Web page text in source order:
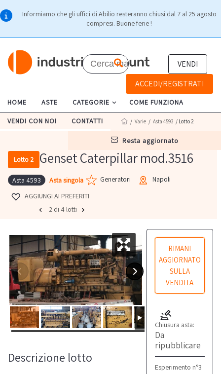
Informiamo che gli uffici di Abilio resteranno chiusi dal 7 al 25 agosto
compresi. Buone ferie !
VENDI
ACCEDI/REGISTRATI
HOME ASTE CATEGORIE COME FUNZIONA
VENDI CON NOI CONTATTI
resta aggiornato
/ Varie / Asta 4593 / Lotto 2
Lotto 2 Genset Caterpillar mod.3516
Asta 4593 Asta singola Generatori
Napoli
AGGIUNGI AI PREFERITI
2 di 4 lotti
RIMANI
AGGIORNATO
SULLA
VENDITA
Chiusura asta:
Da
ripubblicare
Esperimento n°3
Descrizione lotto